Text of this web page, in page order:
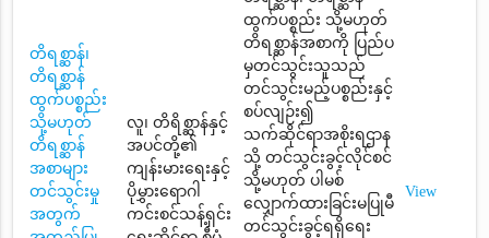
တိရစ္ဆာန်၊
တိရစ္ဆာန်
ထွက်ပစ္စည်း
သို့မဟုတ်
တိရစ္ဆာန်
အစာများ
တင်သွင်းမှု
အတွက်
လူ၊ တိရိစ္ဆာန်နှင့်
အပင်တို့၏
ကျန်းမားရေးနှင့်
ပိုမွှားရောဂါ
ကင်းစင်သန့်ရှင်း
ထွက်ပစ္စည်း သို့မဟုတ်
တိရစ္ဆာန်အစာကို ပြည်ပ
မှတင်သွင်းသူသည်
တင်သွင်းမည့်ပစ္စည်းနှင့်
စပ်လျဉ်း၍
သက်ဆိုင်ရာအစိုးရဌာန
သို့ တင်သွင်းခွင့်လိုင်စင်
သို့မဟုတ် ပါမစ်
လျှောက်ထားခြင်းမပြုမီ
တင်သွင်းခွင့်ရရှိရေး
View